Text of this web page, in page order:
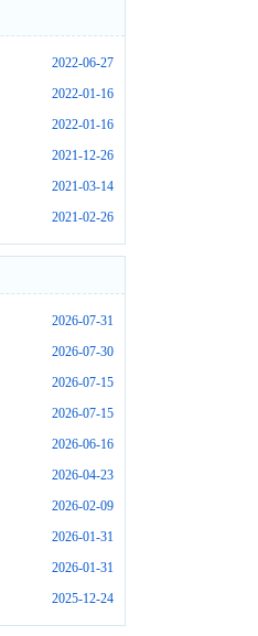
2022-06-27
2022-01-16
2022-01-16
2021-12-26
2021-03-14
2021-02-26
2026-07-31
2026-07-30
2026-07-15
2026-07-15
2026-06-16
2026-04-23
2026-02-09
2026-01-31
2026-01-31
2025-12-24